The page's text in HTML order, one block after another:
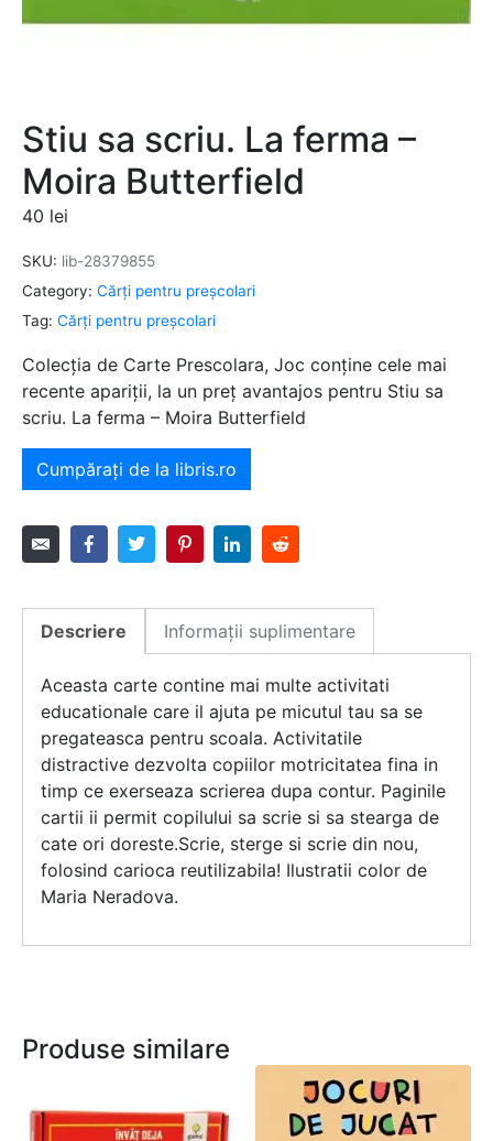
Stiu sa scriu. La ferma –
Moira Butterfield
40 lei
SKU: lib-28379855
Category: Cărți pentru preșcolari
Tag: Cărți pentru preșcolari
Colecția de Carte Prescolara, Joc conține cele mai
recente apariții, la un preț avantajos pentru Stiu sa
scriu. La ferma – Moira Butterfield
Cumpărați de la libris.ro
Descriere Informații suplimentare
Aceasta carte contine mai multe activitati
educationale care il ajuta pe micutul tau sa se
pregateasca pentru scoala. Activitatile
distractive dezvolta copiilor motricitatea fina in
timp ce exerseaza scrierea dupa contur. Paginile
cartii ii permit copilului sa scrie si sa stearga de
cate ori doreste.Scrie, sterge si scrie din nou,
folosind carioca reutilizabila! Ilustratii color de
Maria Neradova.
Produse similare